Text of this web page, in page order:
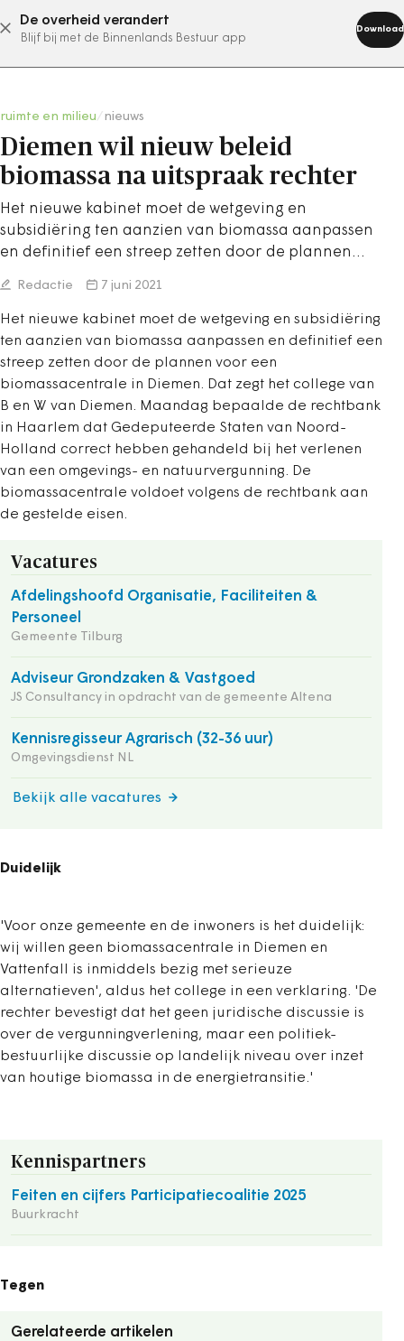
De overheid verandert
Blijf bij met de Binnenlands Bestuur app
Download
abonneer nu
ruimte en milieu nieuws
Diemen wil nieuw beleid
biomassa na uitspraak rechter
Het nieuwe kabinet moet de wetgeving en
subsidiëring ten aanzien van biomassa aanpassen
en definitief een streep zetten door de plannen…
Redactie 7 juni 2021
Het nieuwe kabinet moet de wetgeving en subsidiëring
ten aanzien van biomassa aanpassen en definitief een
streep zetten door de plannen voor een
biomassacentrale in Diemen. Dat zegt het college van
B en W van Diemen. Maandag bepaalde de rechtbank
in Haarlem dat Gedeputeerde Staten van Noord-
Holland correct hebben gehandeld bij het verlenen
van een omgevings- en natuurvergunning. De
biomassacentrale voldoet volgens de rechtbank aan
de gestelde eisen.
Vacatures
Afdelingshoofd Organisatie, Faciliteiten &
Personeel
Gemeente Tilburg
Adviseur Grondzaken & Vastgoed
JS Consultancy in opdracht van de gemeente Altena
Kennisregisseur Agrarisch (32-36 uur)
Omgevingsdienst NL
Bekijk alle vacatures
Duidelijk
'Voor onze gemeente en de inwoners is het duidelijk:
wij willen geen biomassacentrale in Diemen en
Vattenfall is inmiddels bezig met serieuze
alternatieven', aldus het college in een verklaring. 'De
rechter bevestigt dat het geen juridische discussie is
over de vergunningverlening, maar een politiek-
bestuurlijke discussie op landelijk niveau over inzet
van houtige biomassa in de energietransitie.'
Kennispartners
Feiten en cijfers Participatiecoalitie 2025
Buurkracht
Tegen
Gerelateerde artikelen